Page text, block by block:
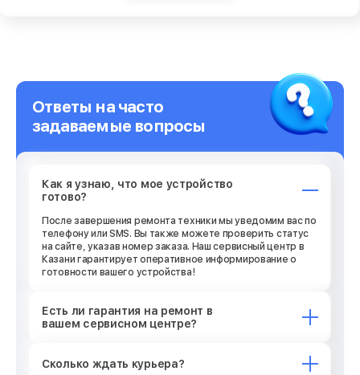
Ответы на часто
задаваемые вопросы
Как я узнаю, что мое устройство
готово?
После завершения ремонта техники мы уведомим вас по
телефону или SMS. Вы также можете проверить статус
на сайте, указав номер заказа. Наш сервисный центр в
Казани гарантирует оперативное информирование о
готовности вашего устройства!
Есть ли гарантия на ремонт в
вашем сервисном центре?
Сколько ждать курьера?